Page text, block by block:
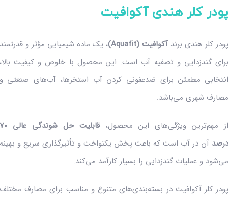
کلر هندی آکوافیت
کلر هندی برند آکوافیت (Aquafit)
، یک ماده شیمیایی مؤثر و
گندزدایی و تصفیه آب است. این محصول با خلوص و کیفیت
مطمئن برای ضدعفونی کردن آب استخرها، آب‌های صنعتی
شهری می‌باشد.
مهم‌ترین ویژگی‌های این محصول،
قابلیت حل
آن در آب است که باعث پخش یکنواخت و تأثیرگذاری سریع و
و عملیات گندزدایی را بسیار کارآمد می‌کند.
کلر آکوافیت در بسته‌بندی‌های متنوع و مناسب برای مصارف